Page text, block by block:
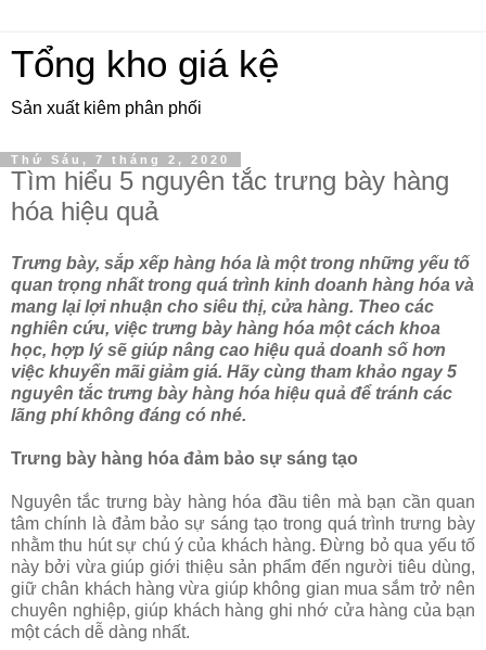
Tổng kho giá kệ
Sản xuất kiêm phân phối
Thứ Sáu, 7 tháng 2, 2020
Tìm hiểu 5 nguyên tắc trưng bày hàng
hóa hiệu quả
Trưng bày, sắp xếp hàng hóa là một trong những yếu tố
quan trọng nhất trong quá trình kinh doanh hàng hóa và
mang lại lợi nhuận cho siêu thị, cửa hàng. Theo các
nghiên cứu, việc trưng bày hàng hóa một cách khoa
học, hợp lý sẽ giúp nâng cao hiệu quả doanh số hơn
việc khuyến mãi giảm giá. Hãy cùng tham khảo ngay 5
nguyên tắc trưng bày hàng hóa hiệu quả để tránh các
lãng phí không đáng có nhé.
Trưng bày hàng hóa đảm bảo sự sáng tạo
Nguyên tắc trưng bày hàng hóa đầu tiên mà bạn cần quan
tâm chính là đảm bảo sự sáng tạo trong quá trình trưng bày
nhằm thu hút sự chú ý của khách hàng. Đừng bỏ qua yếu tố
này bởi vừa giúp giới thiệu sản phẩm đến người tiêu dùng,
giữ chân khách hàng vừa giúp không gian mua sắm trở nên
chuyên nghiệp, giúp khách hàng ghi nhớ cửa hàng của bạn
một cách dễ dàng nhất.